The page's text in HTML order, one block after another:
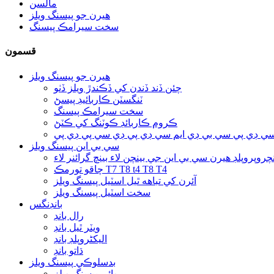
مالسن
هيرن جو پيسنگ ويلز
سخت سيرامڪ پيسنگ
قسمون
هيرن جو پيسنگ ويلز
چئن ڏند ڏندن کي ڏڪندڙ ويلز ڏٺو
ٽنگسٽن ڪاربائيڊ پيسڻ
سخت سيرامڪ پيسنگ
ڪروم ڪاربائڊ ڪوٽنگ کي ڪٽڻ
ڊي پي سي بي ڊي ايم سي ڊي پي ڊي سي پي ڊي پي
سي بي اين پيسنگ ويلز
هيرن سي بي اين جي بينچن لاء بينچ گرائنر لاء
چاقو تورمڪ T7 T8 t4 T8 T4
آئرن کي تباهه ٿيل اسٽيل پيسنگ ويلز
سخت اسٽيل پيسنگ ويلز
بانڊنگس
رال بانڊ
ويٽر ٿيل بانڊ
الیکٹروپلڊ بانڊ
ڌاتو بانڊ
بدسلوڪي پيسنگ ويلز